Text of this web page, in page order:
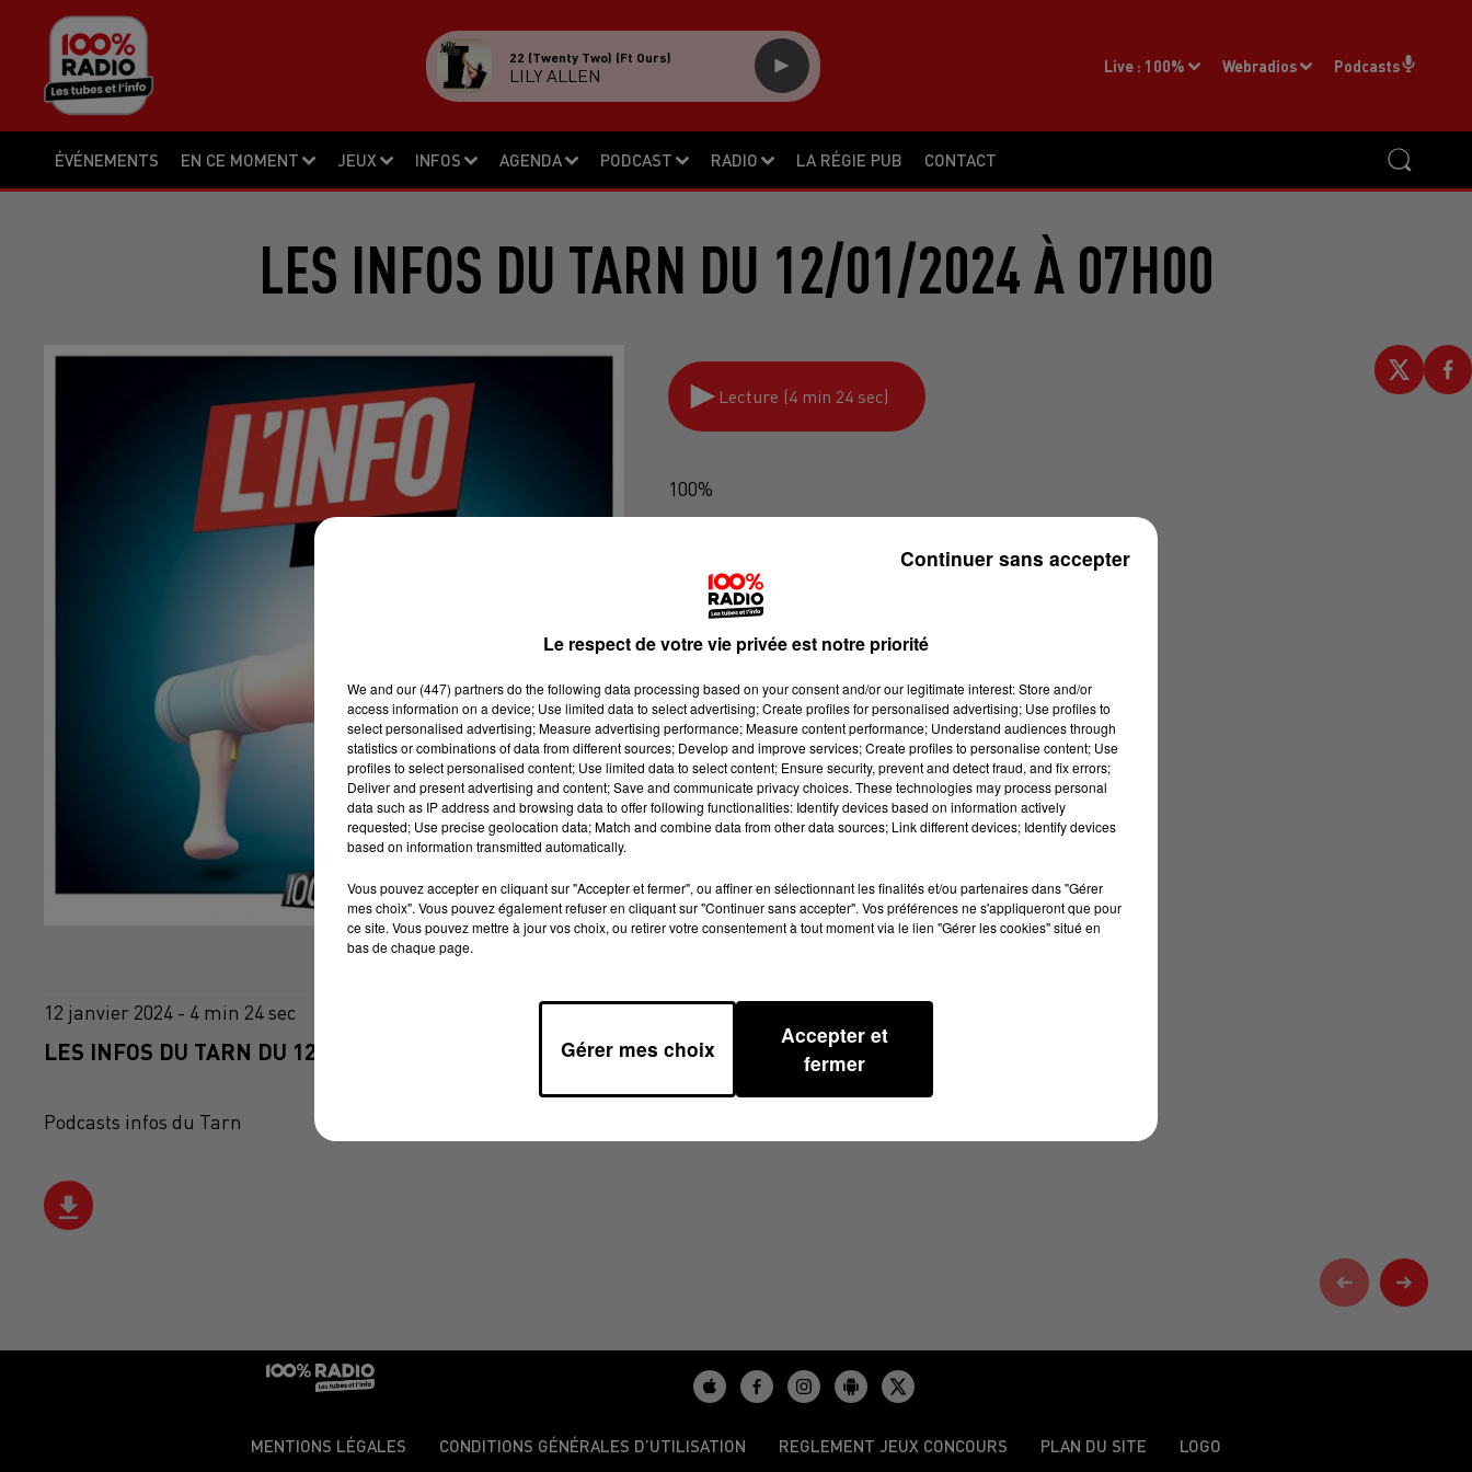
ÉVÉNEMENTS EN CE MOMENT JEUX INFOS AGENDA PODCAST RADIO LA RÉGIE PUB CONTACT
Live : 100% Webradios Podcasts
22 (twenty Two) (ft Ours)
LILY ALLEN
LES INFOS DU TARN DU 12/01/2024 À 07H00
Lecture (4 min 24 sec)
100%
12 janvier 2024 - 4 min 24 sec
LES INFOS DU TARN DU 12/01/2024 À 07H00
Podcasts infos du Tarn
MENTIONS LÉGALES CONDITIONS GÉNÉRALES D’UTILISATION REGLEMENT JEUX CONCOURS PLAN DU SITE LOGO
Le respect de votre vie privée est notre priorité
We and our (447) partnersdo the following data processing based on your consent and/or our legitimate interest: Store and/or
access information on a device; Use limited data to select advertising; Create profiles for personalised advertising; Use profiles to
select personalised advertising; Measure advertising performance; Measure content performance; Understand audiences through
statistics or combinations of data from different sources; Develop and improve services; Create profiles to personalise content; Use
profiles to select personalised content; Use limited data to select content; Ensure security, prevent and detect fraud, and fix errors;
Deliver and present advertising and content; Save and communicate privacy choices. These technologies may process personal
data such as IP address and browsing data to offer following functionalities: Identify devices based on information actively
requested; Use precise geolocation data; Match and combine data from other data sources; Link different devices; Identify devices
based on information transmitted automatically.
Vous pouvez accepter en cliquant sur "Accepter et fermer", ou affiner en sélectionnant les finalités et/ou partenaires dans "Gérer
mes choix". Vous pouvez également refuser en cliquant sur "Continuer sans accepter". Vos préférences ne s'appliqueront que pour
ce site. Vous pouvez mettre à jour vos choix, ou retirer votre consentement à tout moment via le lien "Gérer les cookies" situé en
bas de chaque page.
Gérer mes choix
Accepter et
fermer
Continuer sans accepter